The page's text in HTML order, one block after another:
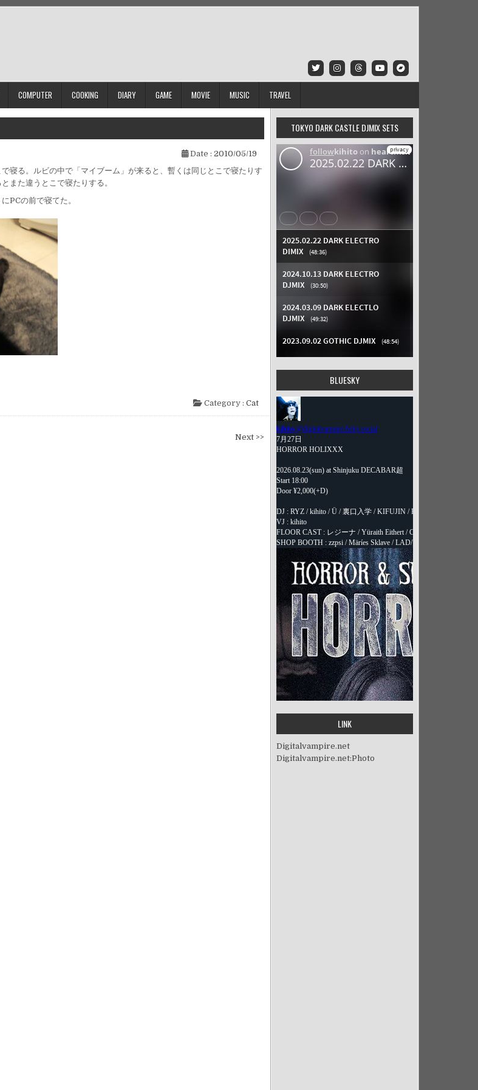
COMPUTER COOKING DIARY GAME MOVIE MUSIC TRAVEL
Date : 2010/05/19
寝る。ルビの中で「マイブーム」が来ると、暫くは同じとこで寝たりす
また違うとこで寝たりする。
PCの前で寝てた。
Category : Cat
Next >>
TOKYO DARK CASTLE DJMIX SETS
BLUESKY
LINK
Digitalvampire.net
Digitalvampire.net:Photo